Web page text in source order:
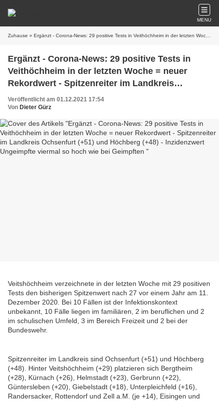
MENU
Zuhause » Ergänzt - Corona-News: 29 positive Tests in Veithöchheim in der letzten Woche = neuer Rekordwert - Spitzenreiter im Landkreis Ochsenfurt (+51) und Höchberg (+48) - Inzidenzwert Ungeimpfte viermal so hoch wie bei Geimpften
Ergänzt - Corona-News: 29 positive Tests in
Veithöchheim in der letzten Woche = neuer
Rekordwert - Spitzenreiter im Landkreis
Ochsenfurt (+51) und Höchberg (+48) -
Inzidenzwert Ungeimpfte viermal so hoch wie
bei Geimpften
Veröffentlicht am 01.12.2021 17:54
Von Dieter Gürz
Veitshöchheim verzeichnete in der letzten Woche mit 29 positiven
Tests den bisherigen Spitzenwert nach 27 vor einem Jahr am 11.
Dezember 2020. Bei 10 Fällen ist der Infektionskontext
unbekannt, 10 Fälle liegen im familiären, 2 im beruflichen und 2
im schulischen Umfeld, 3 im Bereich Freizeit und 2 bei der
Bundeswehr.
Spitzenreiter im Landkreis sind Ochsenfurt (+51) und Höchberg
(+48). Hinter Veitshöchheim (+29) platzieren sich Bergtheim
(+28), Kürnach (+26), Helmstadt (+23), Gerbrunn (+22),
Güntersleben (+20), Giebelstadt (+18), Unterpleichfeld (+16),
Randersacker, Rottendorf und Zell a.M. (je +14), Eisingen und